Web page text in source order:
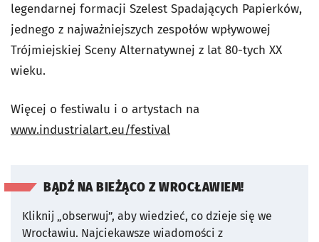
legendarnej formacji Szelest Spadających Papierków,
jednego z najważniejszych zespołów wpływowej
Trójmiejskiej Sceny Alternatywnej z lat 80-tych XX
wieku.
Więcej o festiwalu i o artystach na
www.industrialart.eu/festival
BĄDŹ NA BIEŻĄCO Z WROCŁAWIEM!
Kliknij „obserwuj”, aby wiedzieć, co dzieje się we
Wrocławiu. Najciekawsze wiadomości z